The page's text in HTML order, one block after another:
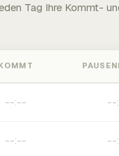
Tag Ihre Kommt-